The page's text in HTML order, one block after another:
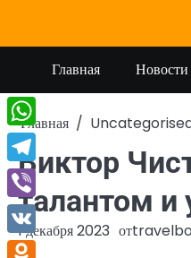
содержимому
Главная Новости
Главная
Виктор
талантом и
1 декабря 2023 от
WhatsApp
Telegram
Viber
VK